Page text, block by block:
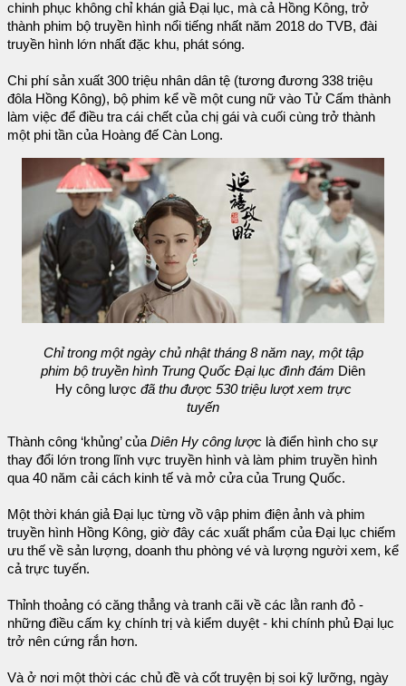
chinh phục không chỉ khán giả Đại lục, mà cả Hồng Kông, trở
thành phim bộ truyền hình nổi tiếng nhất năm 2018 do TVB, đài
truyền hình lớn nhất đặc khu, phát sóng.
Chi phí sản xuất 300 triệu nhân dân tệ (tương đương 338 triệu
đôla Hồng Kông), bộ phim kể về một cung nữ vào Tử Cấm thành
làm việc để điều tra cái chết của chị gái và cuối cùng trở thành
một phi tần của Hoàng đế Càn Long.
Chỉ trong một ngày chủ nhật tháng 8 năm nay, một tập
phim bộ truyền hình Trung Quốc Đại lục đình đám Diên
Hy công lược đã thu được 530 triệu lượt xem trực
tuyến
Thành công ‘khủng’ của Diên Hy công lược là điển hình cho sự
thay đổi lớn trong lĩnh vực truyền hình và làm phim truyền hình
qua 40 năm cải cách kinh tế và mở cửa của Trung Quốc.
Một thời khán giả Đại lục từng vồ vập phim điện ảnh và phim
truyền hình Hồng Kông, giờ đây các xuất phẩm của Đại lục chiếm
ưu thế về sản lượng, doanh thu phòng vé và lượng người xem, kể
cả trực tuyến.
Thỉnh thoảng có căng thẳng và tranh cãi về các lằn ranh đỏ -
những điều cấm kỵ chính trị và kiểm duyệt - khi chính phủ Đại lục
trở nên cứng rắn hơn.
Và ở nơi một thời các chủ đề và cốt truyện bị soi kỹ lưỡng, ngày